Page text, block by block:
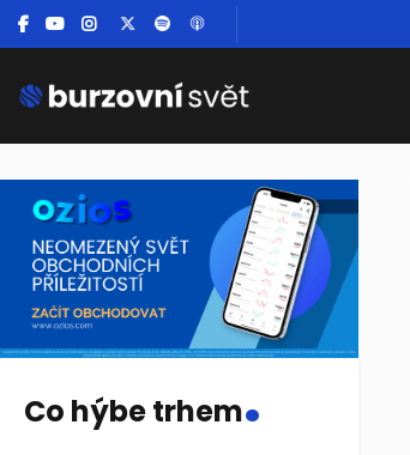
Co hýbe trhem.